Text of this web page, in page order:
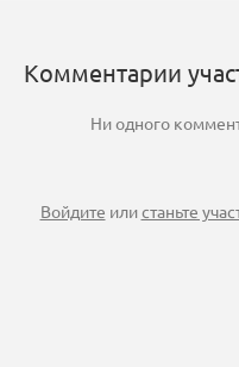
Комментарии
Ни одного
Войдите илистаньте